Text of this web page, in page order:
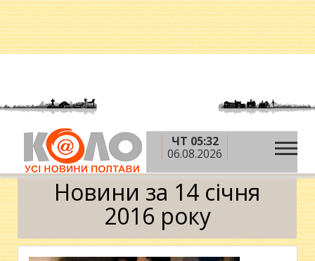
ЧТ 05:32
06.08.2026
Головна » 2016 рік » січень »14 січня
Календар
Новини за 14 січня
2016 року